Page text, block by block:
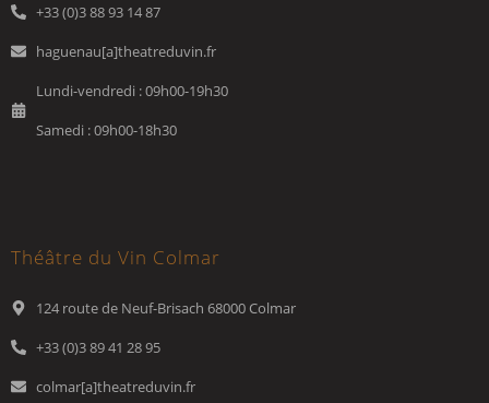
+33 (0)3 88 93 14 87
haguenau[a]theatreduvin.fr
Lundi-vendredi : 09h00-19h30
Samedi : 09h00-18h30
Théâtre du Vin Colmar
124 route de Neuf-Brisach 68000 Colmar
+33 (0)3 89 41 28 95
colmar[a]theatreduvin.fr